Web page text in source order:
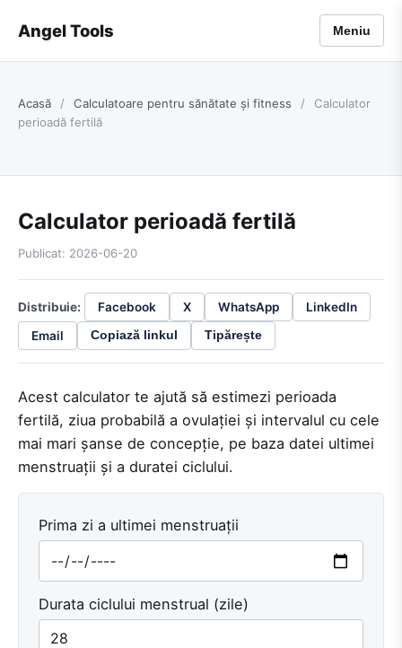
Angel Tools Meniu
Acasă / Calculatoare pentru sănătate și fitness /
Calculator
perioadă fertilă
Calculator perioadă fertilă
Publicat: 2026-06-20
Distribuie: Facebook X WhatsApp
LinkedIn
Email
Copiază linkul Tipărește
Acest calculator te ajută să estimezi perioada
fertilă, ziua probabilă a ovulației și intervalul cu cele
mai mari șanse de concepție, pe baza datei ultimei
menstruații și a duratei ciclului.
Prima zi a ultimei menstruații
Durata ciclului menstrual (zile)